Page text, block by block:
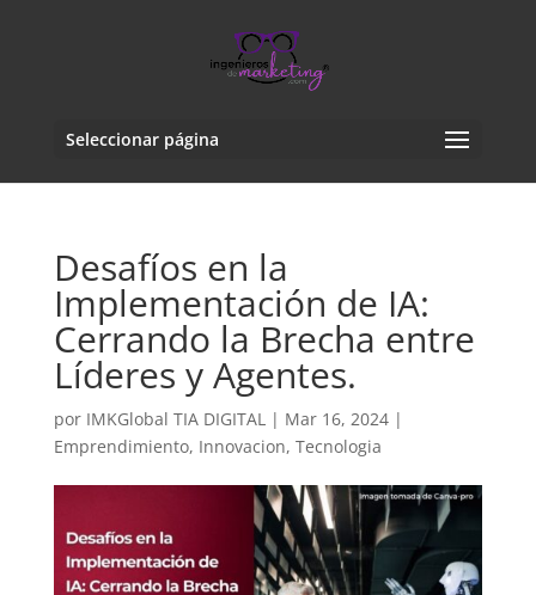
Seleccionar página
Desafíos en la
Implementación de IA:
Cerrando la Brecha entre
Líderes y Agentes.
por IMKGlobal TIA DIGITAL| Mar 16, 2024|
Emprendimiento, Innovacion, Tecnologia